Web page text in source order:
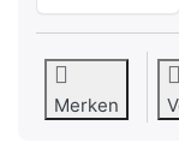
Merken